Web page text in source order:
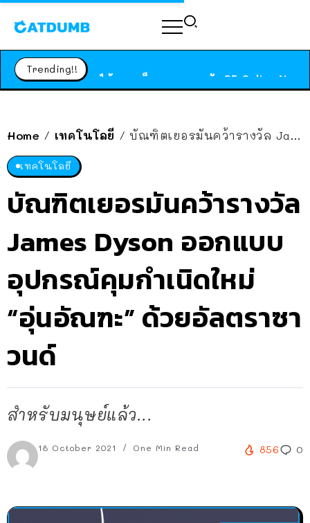
Trending!!
Home / เทคโนโลยี / บัณฑิตเยอรมันคว้ารางวัล James Dyson ออกแบบ อุปกรณ์คุมกำเนิดใหม่ “อุ่นอัณฑะ” ด้วยอัลตราซาวนด์
เทคโนโลยี
บัณฑิตเยอรมันคว้ารางวัล
James Dyson ออกแบบ
อุปกรณ์คุมกำเนิดใหม่
“อุ่นอัณฑะ” ด้วยอัลตราซา
วนด์
สำหรับมนุษย์แล้ว...
18 October 2021 One Min Read 856 0